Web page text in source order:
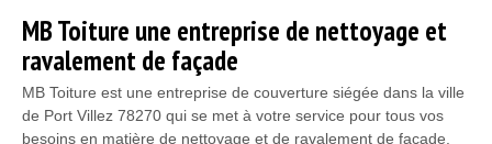
MB Toiture une entreprise de nettoyage et
ravalement de façade
MB Toiture est une entreprise de couverture siégée dans la ville
de Port Villez 78270 qui se met à votre service pour tous vos
besoins en matière de nettoyage et de ravalement de façade.